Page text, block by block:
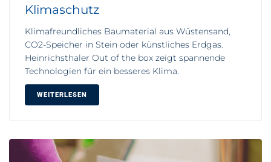
Klimaschutz
Klimafreundliches Baumaterial aus Wüstensand,
CO2-Speicher in Stein oder künstliches Erdgas.
Heinrichsthaler Out of the box zeigt spannende
Technologien für ein besseres Klima.
WEITERLESEN